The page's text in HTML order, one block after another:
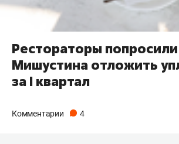
Рестораторы попросили
Мишустина отложить
за I квартал
Комментарии 4